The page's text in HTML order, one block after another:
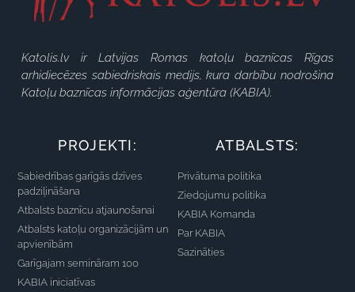
Katolis.lv ir Latvijas Romas katoļu baznīcas Rīgas
arhidiecēzes sabiedriskais medijs, kura darbību nodrošina
Katoļu baznīcas informācijas aģentūra (KABIA).
PROJEKTI:
Sabiedrības garīgās dzīves
padziļināšana
Atbalsts baznīcu atjaunošanai
Atbalsts katoļu organizācijām un
apvienībām
Garīgajam semināram 100
KABIA iniciatīvas
ATBALSTS:
Privātuma politika
Ziedojumu politika
KABIA Komanda
Par KABIA
Sazināties